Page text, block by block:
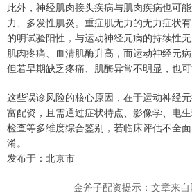
此外，神经肌肉接头疾病与肌肉疾病也可
力、多发性肌炎。重症肌无力的无力症状
的明试验阳性，与运动神经元病的持续性
肌肉疼痛、血清肌酶升高，而运动神经元
但若早期缺乏疼痛、肌酶异常不明显，也可
这些误诊风险的核心原因，在于运动神经
富配资，且需通过症状特点、影像学、电
检查等多维度综合鉴别，若临床评估不全
淆。
发布于：北京市
金斧子配资提示：文章来自